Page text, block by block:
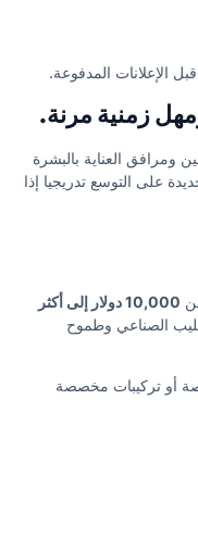
الإعلانات المدفوعة.
ومرافق العناية بالبشرة
على التوسع تدريجيا إذا
10,000 دولار إلى أكثر
الصناعي وطموح
أو تركيبات مخصصة